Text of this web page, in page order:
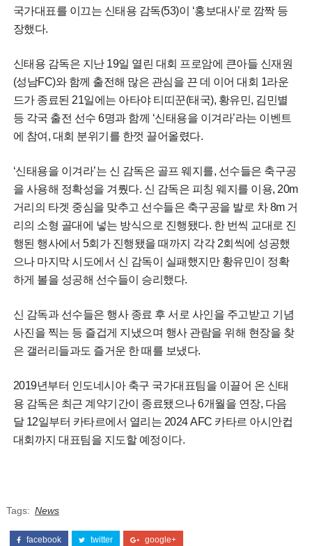
국가대표를 이끄는 신태용 감독(53)이 ‘홍보대사’로 깜짝 등
장했다.
신태용 감독은 지난 19일 열린 대회 프로암에 큰아들 신재원
(성남FC)와 함께 출전해 많은 관심을 끈 데 이어 대회 1라운
드가 종료된 21일에는 아타야 티띠꾼(태국), 황유민, 김민별
등 각국 출전 선수 6명과 함께 ‘신태용을 이겨라’라는 이벤트
에 참여, 대회 분위기를 한껏 끌어올렸다.
‘신태용을 이겨라’는 신 감독은 골프 웨지를, 선수들은 축구공
을 사용해 정확성을 겨뤘다. 신 감독은 피칭 웨지를 이용, 20m
거리의 타겟 중심을 맞추고 선수들은 축구공을 발로 차 8m 거
리의 소형 골대에 넣는 방식으로 진행됐다. 한 번씩 교대로 진
행된 행사에서 5회가 진행됐을 때까지 각각 2회씩에 성공했
으나 마지막 시도에서 신 감독이 실패했지만 황유민이 정확
하게 볼을 성공해 선수들이 승리했다.
신 감독과 선수들은 행사 종료 후 서로 사인을 주고받고 기념
사진을 찍는 등 즐겁게 지냈으며 행사 관람을 위해 현장을 찾
은 갤러리들과도 즐거운 한 때를 보냈다.
2019년부터 인도네시아 축구 국가대표팀을 이끌어 온 신태
용 감독은 최근 계약기간이 종료됐으나 6개월을 연장, 다음
달 12일부터 카타르에서 열리는 2024 AFC 카타르 아시안컵
대회까지 대표팀을 지도할 예정이다.
Tags: News
facebook twitter google+